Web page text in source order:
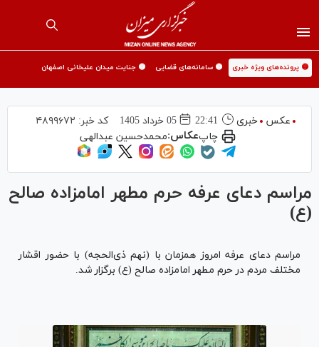
🟡 پرونده‌های ویژه خبری 🟡 سامانه‌های قضایی 🟡 جنایت میدان علیخانی اصفهان
عکس خبری 22:41 05 خرداد 1405 کد خبر: ۴۸۹۹۶۷۲
چاپعکاس:محمدحسین عبدالهی
مراسم دعای عرفه حرم مطهر امامزاده صالح
(ع)
مراسم دعای عرفه امروز همزمان با (نهم ذی‌الحجه) با حضور اقشار
مختلف مردم در حرم مطهر امامزاده صالح (ع) برگزار شد.